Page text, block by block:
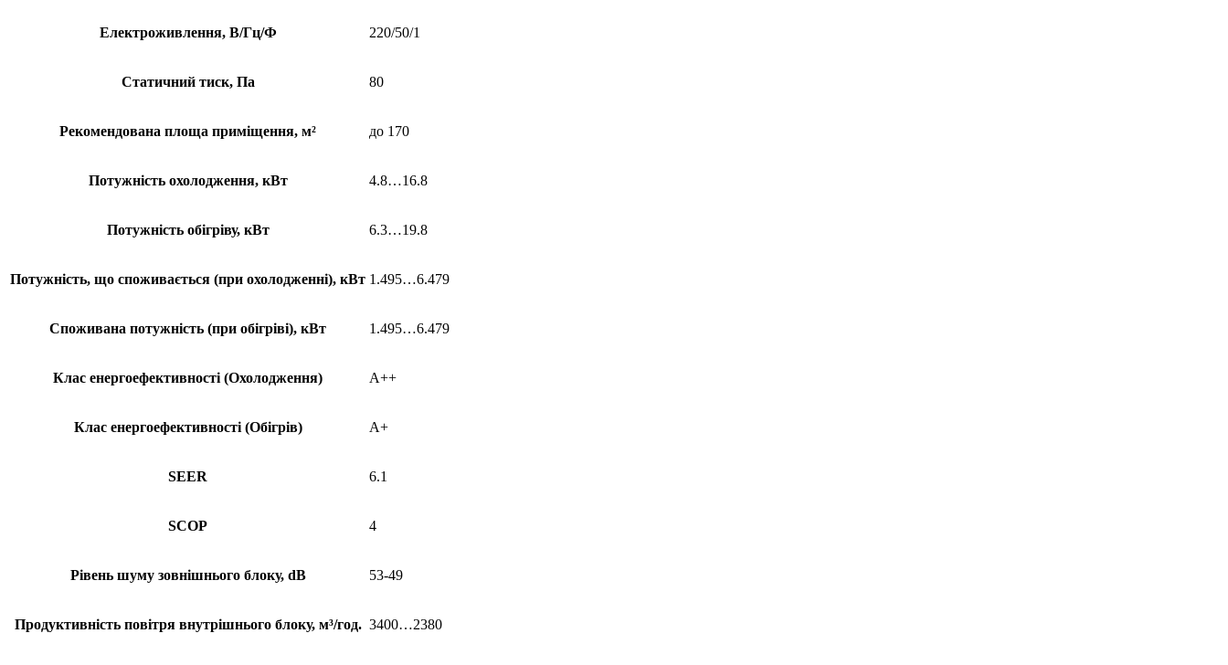
Електроживлення, В/Гц/Ф 220/50/1
Статичний тиск, Па 80
Рекомендована площа приміщення, м² до 170
Потужність охолодження, кВт 4.8…16.8
Потужність обігріву, кВт 6.3…19.8
Потужність, що споживається (при охолодженні), кВт 1.495…6.479
Споживана потужність (при обігріві), кВт 1.495…6.479
Клас енергоефективності (Охолодження) A++
Клас енергоефективності (Обігрів) A+
SEER 6.1
SCOP 4
Рівень шуму зовнішнього блоку, dB 53-49
Продуктивність повітря внутрішнього блоку, м³/год. 3400…2380